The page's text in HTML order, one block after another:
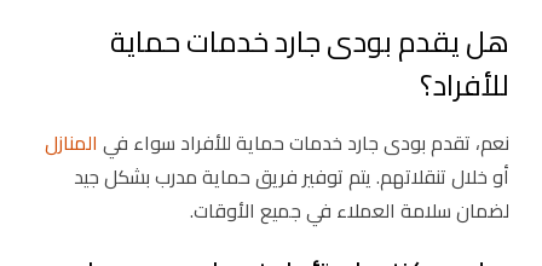
هل يقدم بودى جارد خدمات حماية
للأفراد؟
نعم، تقدم بودى جارد خدمات حماية للأفراد سواء في المنازل
أو خلال تنقلاتهم. يتم توفير فريق حماية مدرب بشكل جيد
لضمان سلامة العملاء في جميع الأوقات.